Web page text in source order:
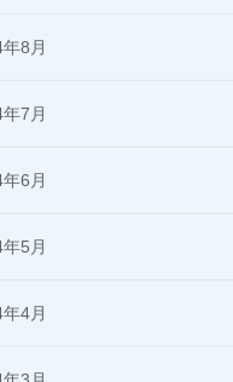
8月
7月
6月
5月
4月